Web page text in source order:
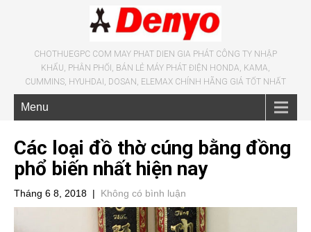
CHOTHUEGPC COM MAY PHAT DIEN GIA PHÁT CÔNG TY NHẬP
KHẨU, PHÂN PHỐI, BÁN LẺ MÁY PHÁT ĐIỆN HONDA, KAMA,
CUMMINS, HYUHDAI, DOSAN, ELEMAX CHÍNH HÃNG GIÁ TỐT NHẤT
Menu
Các loại đồ thờ cúng bằng đồng
phổ biến nhất hiện nay
Tháng 6 8, 2018 | Không có bình luận